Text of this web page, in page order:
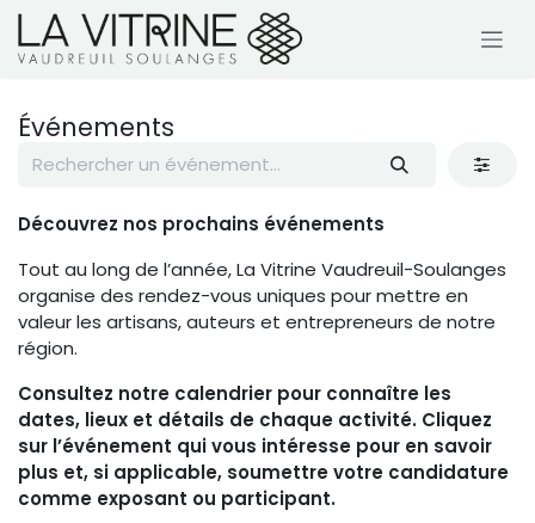
Se rendre au contenu
Événements
Découvrez nos prochains événements
Tout au long de l’année, La Vitrine Vaudreuil-Soulanges
organise des rendez-vous uniques pour mettre en
valeur les artisans, auteurs et entrepreneurs de notre
région.
Consultez notre calendrier pour connaître les
dates, lieux et détails de chaque activité. Cliquez
sur l’événement qui vous intéresse pour en savoir
plus et, si applicable, soumettre votre candidature
comme exposant ou participant.